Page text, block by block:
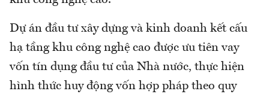
Dự án đầu tư xây dựng và kinh doanh kết cấu
hạ tầng khu công nghệ cao được ưu tiên vay
vốn tín dụng đầu tư của Nhà nước, thực hiện
hình thức huy động vốn hợp pháp theo quy